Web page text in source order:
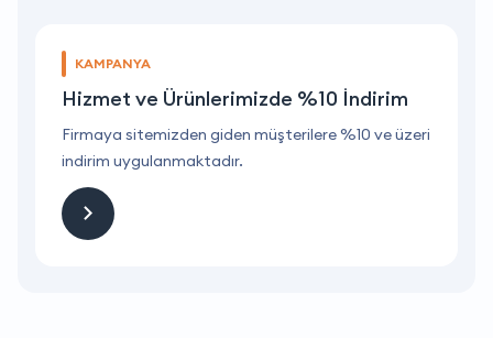
KAMPANYA
Hizmet ve Ürünlerimizde %10 İndirim
Firmaya sitemizden giden müşterilere %10 ve üzeri
indirim uygulanmaktadır.